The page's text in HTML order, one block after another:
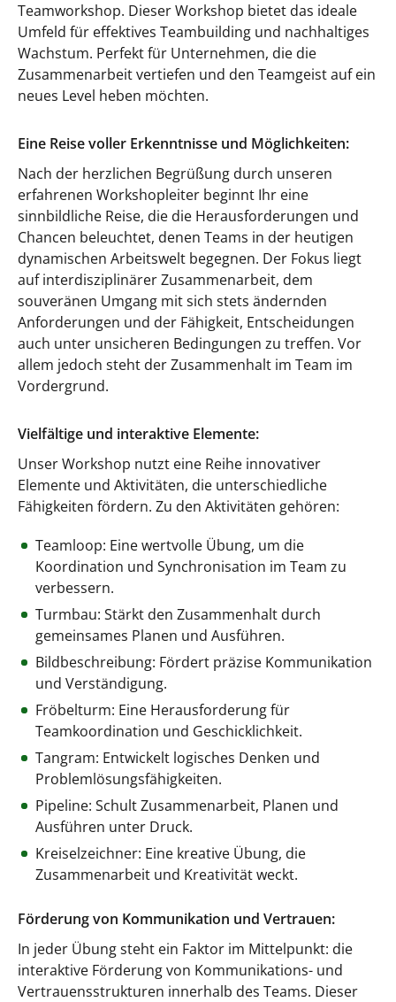
Teamworkshop. Dieser Workshop bietet das ideale
Umfeld für effektives Teambuilding und nachhaltiges
Wachstum. Perfekt für Unternehmen, die die
Zusammenarbeit vertiefen und den Teamgeist auf ein
neues Level heben möchten.
Eine Reise voller Erkenntnisse und Möglichkeiten:
Nach der herzlichen Begrüßung durch unseren
erfahrenen Workshopleiter beginnt Ihr eine
sinnbildliche Reise, die die Herausforderungen und
Chancen beleuchtet, denen Teams in der heutigen
dynamischen Arbeitswelt begegnen. Der Fokus liegt
auf interdisziplinärer Zusammenarbeit, dem
souveränen Umgang mit sich stets ändernden
Anforderungen und der Fähigkeit, Entscheidungen
auch unter unsicheren Bedingungen zu treffen. Vor
allem jedoch steht der Zusammenhalt im Team im
Vordergrund.
Vielfältige und interaktive Elemente:
Unser Workshop nutzt eine Reihe innovativer
Elemente und Aktivitäten, die unterschiedliche
Fähigkeiten fördern. Zu den Aktivitäten gehören:
Teamloop: Eine wertvolle Übung, um die
Koordination und Synchronisation im Team zu
verbessern.
Turmbau: Stärkt den Zusammenhalt durch
gemeinsames Planen und Ausführen.
Bildbeschreibung: Fördert präzise Kommunikation
und Verständigung.
Fröbelturm: Eine Herausforderung für
Teamkoordination und Geschicklichkeit.
Tangram: Entwickelt logisches Denken und
Problemlösungsfähigkeiten.
Pipeline: Schult Zusammenarbeit, Planen und
Ausführen unter Druck.
Kreiselzeichner: Eine kreative Übung, die
Zusammenarbeit und Kreativität weckt.
Förderung von Kommunikation und Vertrauen:
In jeder Übung steht ein Faktor im Mittelpunkt: die
interaktive Förderung von Kommunikations- und
Vertrauensstrukturen innerhalb des Teams. Dieser